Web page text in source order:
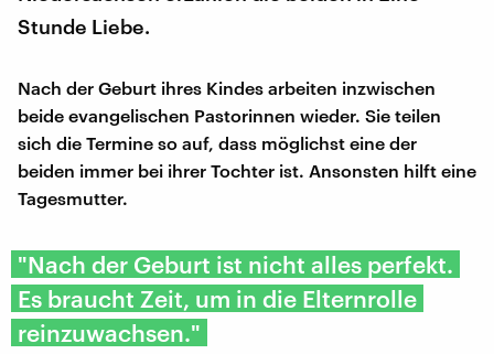
Stunde Liebe.
Nach der Geburt ihres Kindes arbeiten inzwischen
beide evangelischen Pastorinnen wieder. Sie teilen
sich die Termine so auf, dass möglichst eine der
beiden immer bei ihrer Tochter ist. Ansonsten hilft eine
Tagesmutter.
"Nach der Geburt ist nicht alles perfekt.
Es braucht Zeit, um in die Elternrolle
reinzuwachsen."